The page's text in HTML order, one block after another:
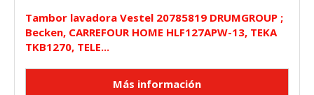
Tambor lavadora Vestel 20785819 DRUMGROUP ;
Becken, CARREFOUR HOME HLF127APW-13, TEKA
TKB1270, TELE...